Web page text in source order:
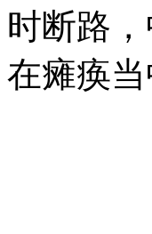
时断路
在瘫痪当